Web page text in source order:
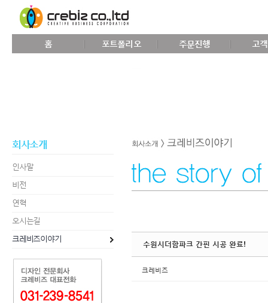
홈 포트폴리오 주문진행 고
회사소개
인사말
비전
연혁
오시는길
크레비즈이야기
수원시더함파크 간핀 시공 완료!
크레비즈
Sketchbook5, 스케치북5
Sketchbook5, 스케치북5